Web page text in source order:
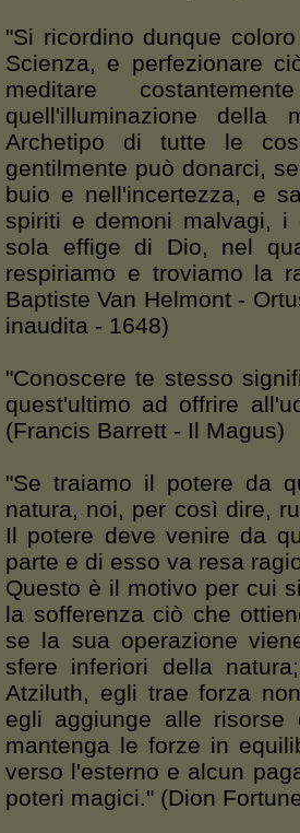
"Si ricordino dunque
Scienza, e perfezionare
meditare
quell'illuminazione
Archetipo di tutte le
gentilmente può donarci,
buio e nell'incertezza, e
spiriti e demoni malvagi, i
sola effige di Dio, nel
respiriamo e troviamo la
Baptiste Van Helmont -
inaudita - 1648)
"Conoscere te stesso
quest'ultimo ad offrire
(Francis Barrett - Il Magus)
"Se traiamo il potere da
natura, noi, per così dire,
Il potere deve venire da
parte e di esso va resa
Questo è il motivo per cui
la sofferenza ciò che
se la sua operazione
sfere inferiori della
Atziluth, egli trae forza
egli aggiunge alle risorse
mantenga le forze in
verso l'esterno e alcun
poteri magici." (Dion